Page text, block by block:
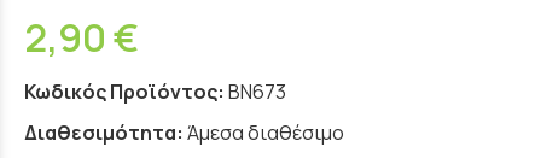
2,90 €
Κωδικός Προϊόντος: BN673
Διαθεσιμότητα: Άμεσα διαθέσιμο